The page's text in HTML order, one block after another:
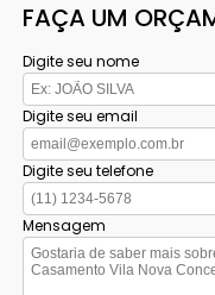
FAÇA UM
Digite seu nome
Digite seu email
Digite seu telefone
Mensagem